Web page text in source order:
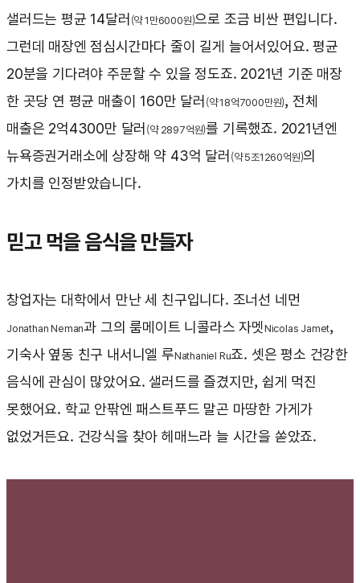
샐러드는 평균 14달러 (약 1만6000원)으로 조금 비싼 편입니다.
그런데 매장엔 점심시간마다 줄이 길게 늘어서있어요. 평균
20분을 기다려야 주문할 수 있을 정도죠. 2021년 기준 매장
한 곳당 연 평균 매출이 160만 달러 (약 18억7000만원), 전체
매출은 2억4300만 달러 (약 2897억원)를 기록했죠. 2021년엔
뉴욕증권거래소에 상장해 약 43억 달러 (약 5조1260억원)의
가치를 인정받았습니다.
믿고 먹을 음식을 만들자
창업자는 대학에서 만난 세 친구입니다. 조너선 네먼
Jonathan Neman과 그의 룸메이트 니콜라스 자멧Nicolas Jamet,
기숙사 옆동 친구 내서니엘 루Nathaniel Ru죠. 셋은 평소 건강한
음식에 관심이 많았어요. 샐러드를 즐겼지만, 쉽게 먹진
못했어요. 학교 안팎엔 패스트푸드 말곤 마땅한 가게가
없었거든요. 건강식을 찾아 헤매느라 늘 시간을 쏟았죠.